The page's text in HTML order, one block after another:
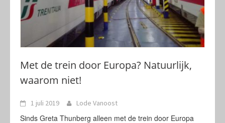
Met de trein door Europa? Natuurlijk,
waarom niet!
1 juli 2019 Lode Vanoost
Sinds Greta Thunberg alleen met de trein door Europa